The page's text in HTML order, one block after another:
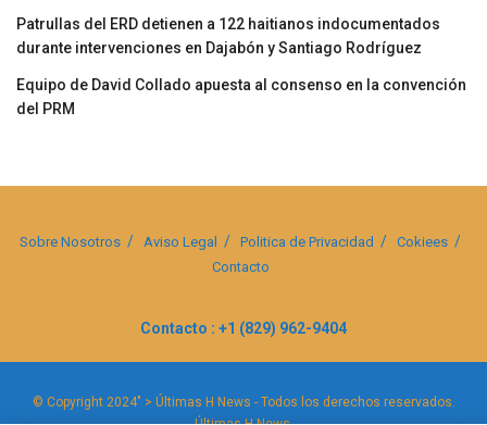
Patrullas del ERD detienen a 122 haitianos indocumentados
durante intervenciones en Dajabón y Santiago Rodríguez
Equipo de David Collado apuesta al consenso en la convención
del PRM
Sobre Nosotros Aviso Legal Politica de Privacidad
Cokiees
Contacto
Contacto : +1 (829) 962-9404
© Copyright 2024" > Últimas H News - Todos los derechos reservados.